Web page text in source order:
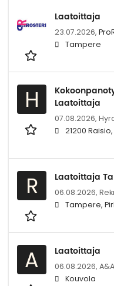
Laatoittaja
23.07.2026,
Tampere
H
Laatoittaja
07.08.2026,
21200
R Laatoittaja
06.08.2026,
Tampere,
A Laatoittaja
06.08.2026,
Kouvola